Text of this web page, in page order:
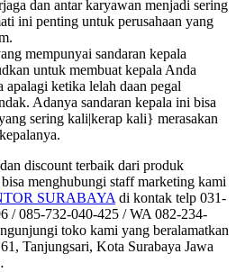
dan antar karyawan menjadi sering
ini penting untuk perusahaan yang
mempunyai sandaran kepala
untuk membuat kepala Anda
apalagi ketika lelah daan pegal
Adanya sandaran kepala ini bisa
sering kali|kerap kali} merasakan
discount terbaik dari produk
menghubungi staff marketing kami
SURABAYA di kontak telp 031-
/ 085-732-040-425 / WA 082-234-
toko kami yang beralamatkan
Tanjungsari, Kota Surabaya Jawa